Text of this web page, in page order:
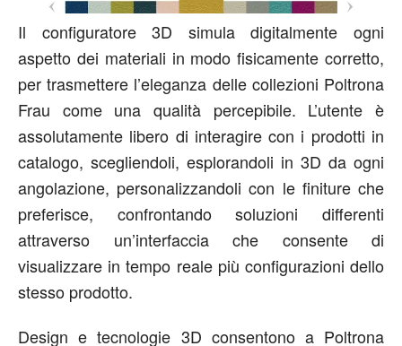
Il configuratore 3D simula digitalmente ogni
aspetto dei materiali in modo fisicamente corretto,
per trasmettere l’eleganza delle collezioni Poltrona
Frau come una qualità percepibile. L’utente è
assolutamente libero di interagire con i prodotti in
catalogo, scegliendoli, esplorandoli in 3D da ogni
angolazione, personalizzandoli con le finiture che
preferisce, confrontando soluzioni differenti
attraverso un’interfaccia che consente di
visualizzare in tempo reale più configurazioni dello
stesso prodotto.
Design e tecnologie 3D consentono a Poltrona